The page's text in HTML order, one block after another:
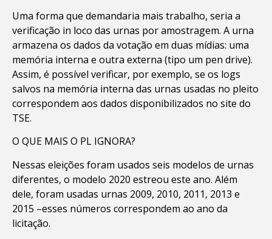
Uma forma que demandaria mais trabalho, seria a
verificação in loco das urnas por amostragem. A urna
armazena os dados da votação em duas mídias: uma
memória interna e outra externa (tipo um pen drive).
Assim, é possível verificar, por exemplo, se os logs
salvos na memória interna das urnas usadas no pleito
correspondem aos dados disponibilizados no site do
TSE.
O QUE MAIS O PL IGNORA?
Nessas eleições foram usados seis modelos de urnas
diferentes, o modelo 2020 estreou este ano. Além
dele, foram usadas urnas 2009, 2010, 2011, 2013 e
2015 –esses números correspondem ao ano da
licitação.